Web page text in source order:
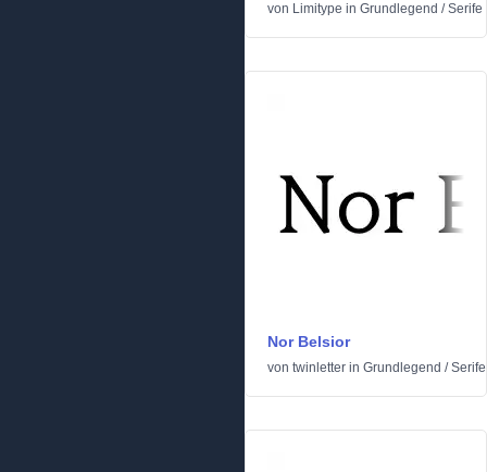
von Limitype in Grundlegend /Serife
Nor Belsior
von twinletter in Grundlegend /Serife